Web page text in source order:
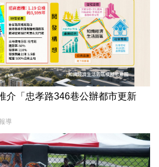
「忠孝路346巷公辦都市更新
導